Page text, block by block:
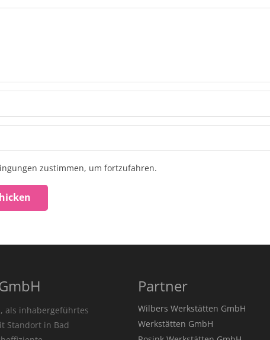
zustimmen, um fortzufahren.
als inhabergeführtes
Standort in Bad
Partner
Wilbers Werkstätten GmbH
Werkstätten GmbH